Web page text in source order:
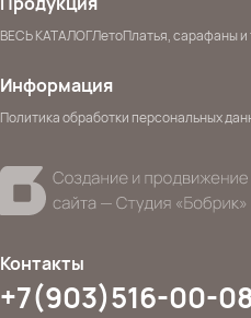
ВЕСЬ КАТАЛОГЛетоПлатья, сарафаны и
Информация
Политика обработки персональных
Контакты
+7(903)516-00-